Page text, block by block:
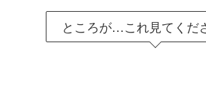
ところが…これ見てくだ